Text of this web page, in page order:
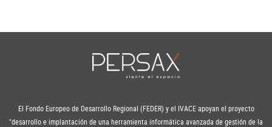
El Fondo Europeo de Desarrollo Regional (FEDER) y el IVACE apoyan el proyecto
"desarrollo e implantación de una herramienta informática avanzada de gestión de la